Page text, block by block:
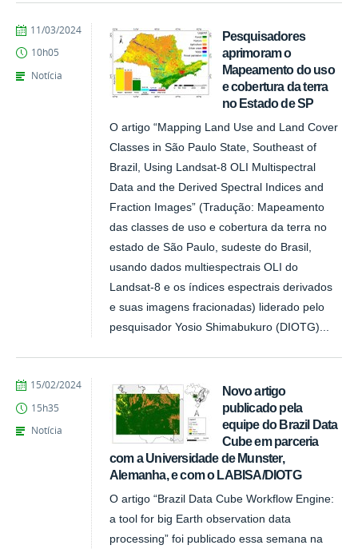
Pesquisadores
aprimoram o
Mapeamento do uso
e cobertura da terra
no Estado de SP
O artigo “Mapping Land Use and Land Cover
Classes in São Paulo State, Southeast of
Brazil, Using Landsat-8 OLI Multispectral
Data and the Derived Spectral Indices and
Fraction Images” (Tradução: Mapeamento
das classes de uso e cobertura da terra no
estado de São Paulo, sudeste do Brasil,
usando dados multiespectrais OLI do
Landsat-8 e os índices espectrais derivados
e suas imagens fracionadas) liderado pelo
pesquisador Yosio Shimabukuro (DIOTG)...
publicado
11/03/2024
10h05
Notícia
Novo artigo
publicado pela
equipe do Brazil Data
Cube em parceria
com a Universidade de Munster,
Alemanha, e com o LABISA/DIOTG
O artigo “Brazil Data Cube Workflow Engine:
a tool for big Earth observation data
processing” foi publicado essa semana na
publicado
15/02/2024
15h35
Notícia